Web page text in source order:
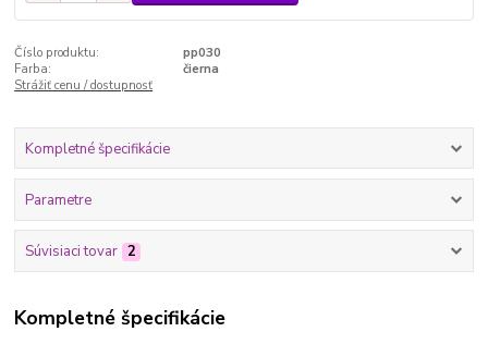
Číslo produktu:
pp030
Farba:
čierna
Strážiť cenu / dostupnosť
Kompletné špecifikácie
Parametre
Súvisiaci tovar 2
Kompletné špecifikácie